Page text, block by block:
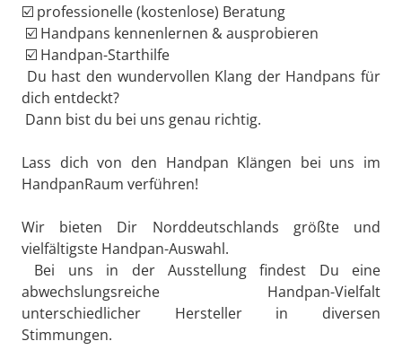
☑️ professionelle (kostenlose) Beratung
☑️ Handpans kennenlernen & ausprobieren
☑️ Handpan-Starthilfe
Du hast den wundervollen Klang der Handpans für
dich entdeckt?
Dann bist du bei uns genau richtig.
Lass dich von den Handpan Klängen bei uns im
HandpanRaum verführen!
Wir bieten Dir Norddeutschlands größte und
vielfältigste Handpan-Auswahl.
Bei uns in der Ausstellung findest Du eine
abwechslungsreiche Handpan-Vielfalt
unterschiedlicher Hersteller in diversen
Stimmungen.